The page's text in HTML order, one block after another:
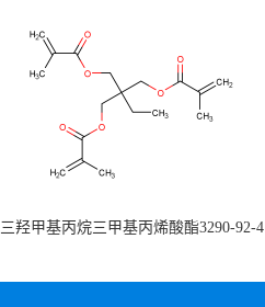
三羟甲基丙烷三甲基丙烯酸酯3290-92-4